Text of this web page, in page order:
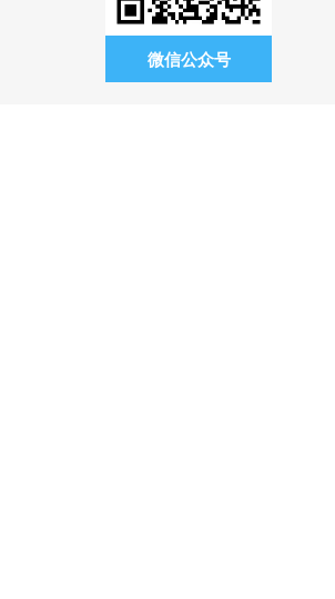
微信公众号